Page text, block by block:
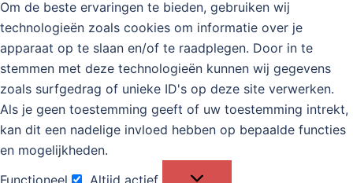
Om de beste ervaringen te bieden, gebruiken wij
technologieën zoals cookies om informatie over je
apparaat op te slaan en/of te raadplegen. Door in te
stemmen met deze technologieën kunnen wij gegevens
zoals surfgedrag of unieke ID's op deze site verwerken.
Als je geen toestemming geeft of uw toestemming intrekt,
kan dit een nadelige invloed hebben op bepaalde functies
en mogelijkheden.
Functioneel
Altijd actief